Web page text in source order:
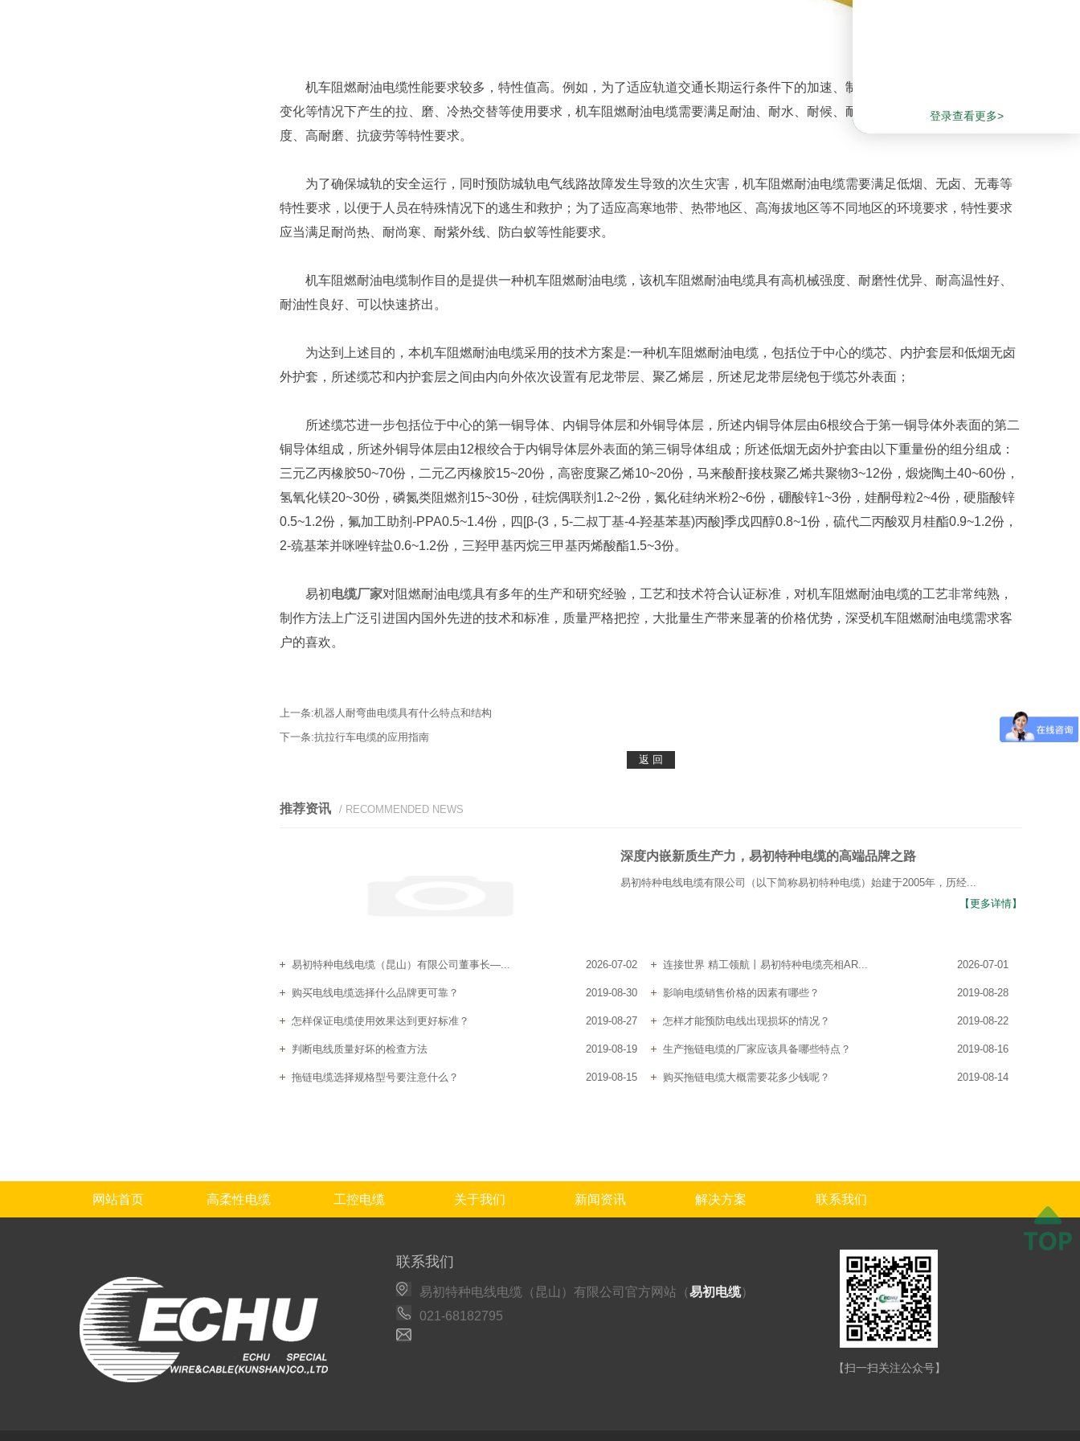
机车阻燃耐油电缆性能要求较多，特性值高。例如，为了适应轨道交通长期运行条件下的加速、制动、运行震动以及其它环境
变化等情况下产生的拉、磨、冷热交替等使用要求，机车阻燃耐油电缆需要满足耐油、耐水、耐候、耐老化、高阻燃、高机械强
度、高耐磨、抗疲劳等特性要求。
为了确保城轨的安全运行，同时预防城轨电气线路故障发生导致的次生灾害，机车阻燃耐油电缆需要满足低烟、无卤、无毒等
特性要求，以便于人员在特殊情况下的逃生和救护；为了适应高寒地带、热带地区、高海拔地区等不同地区的环境要求，特性要求
应当满足耐尚热、耐尚寒、耐紫外线、防白蚁等性能要求。
机车阻燃耐油电缆制作目的是提供一种机车阻燃耐油电缆，该机车阻燃耐油电缆具有高机械强度、耐磨性优异、耐高温性好、
耐油性良好、可以快速挤出。
为达到上述目的，本机车阻燃耐油电缆采用的技术方案是:一种机车阻燃耐油电缆，包括位于中心的缆芯、内护套层和低烟无卤
外护套，所述缆芯和内护套层之间由内向外依次设置有尼龙带层、聚乙烯层，所述尼龙带层绕包于缆芯外表面；
所述缆芯进一步包括位于中心的第一铜导体、内铜导体层和外铜导体层，所述内铜导体层由6根绞合于第一铜导体外表面的第二
铜导体组成，所述外铜导体层由12根绞合于内铜导体层外表面的第三铜导体组成；所述低烟无卤外护套由以下重量份的组分组成：
三元乙丙橡胶50~70份，二元乙丙橡胶15~20份，高密度聚乙烯10~20份，马来酸酐接枝聚乙烯共聚物3~12份，煅烧陶土40~60份，
氢氧化镁20~30份，磷氮类阻燃剂15~30份，硅烷偶联剂1.2~2份，氮化硅纳米粉2~6份，硼酸锌1~3份，娃酮母粒2~4份，硬脂酸锌
0.5~1.2份，氟加工助剂-PPA0.5~1.4份，四[β-(3，5-二叔丁基-4-羟基苯基)丙酸]季戊四醇0.8~1份，硫代二丙酸双月桂酯0.9~1.2份，
2-巯基苯并咪唑锌盐0.6~1.2份，三羟甲基丙烷三甲基丙烯酸酯1.5~3份。
易初电缆厂家对阻燃耐油电缆具有多年的生产和研究经验，工艺和技术符合认证标准，对机车阻燃耐油电缆的工艺非常纯熟，
制作方法上广泛引进国内国外先进的技术和标准，质量严格把控，大批量生产带来显著的价格优势，深受机车阻燃耐油电缆需求客
户的喜欢。
上一条:机器人耐弯曲电缆具有什么特点和结构
下一条:抗拉行车电缆的应用指南
推荐资讯 / RECOMMENDED NEWS
深度内嵌新质生产力，易初特种电缆的高端品牌之路
易初特种电线电缆有限公司（以下简称易初特种电缆）始建于2005年，历经...
【更多详情】
易初特种电线电缆（昆山）有限公司董事长—... 2026-07-02 连接世界 精工领航丨易初特种电缆亮相AR... 2026-07-01
购买电线电缆选择什么品牌更可靠？ 2019-08-30 影响电缆销售价格的因素有哪些？ 2019-08-28
怎样保证电缆使用效果达到更好标准？ 2019-08-27 怎样才能预防电线出现损坏的情况？ 2019-08-22
判断电线质量好坏的检查方法 2019-08-19 生产拖链电缆的厂家应该具备哪些特点？ 2019-08-16
拖链电缆选择规格型号要注意什么？ 2019-08-15 购买拖链电缆大概需要花多少钱呢？ 2019-08-14
网站首页 高柔性电缆 工控电缆 关于我们 新闻资讯 解决方案 联系我们
登录查看更多>
联系我们
易初特种电线电缆（昆山）有限公司官方网站（易初电缆）
021-68182795
【扫一扫关注公众号】